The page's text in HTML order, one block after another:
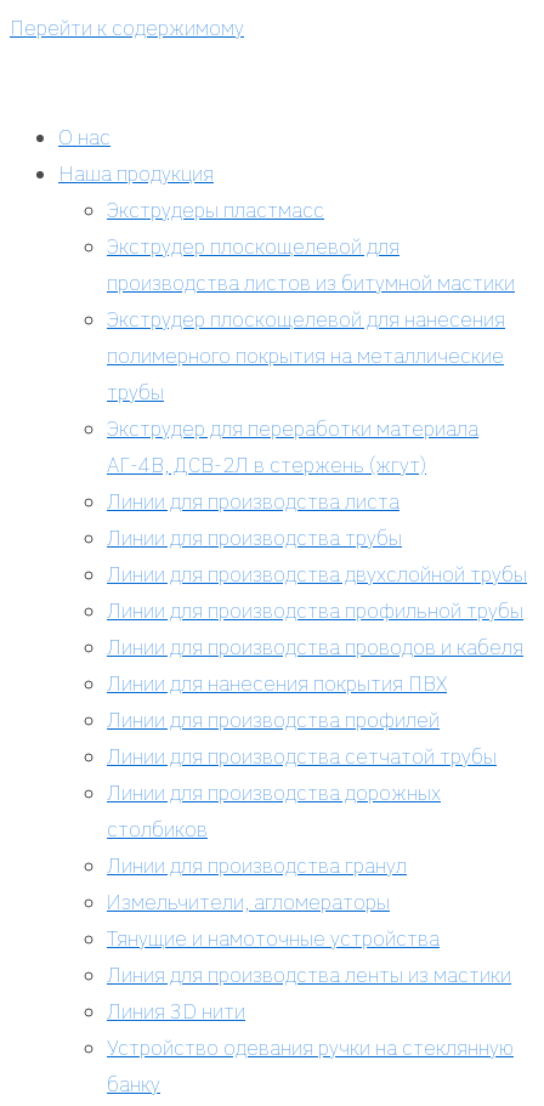
Перейти к содержимому
О нас
Наша продукция
Экструдеры пластмасс
Экструдер плоскощелевой для
производства листов из битумной мастики
Экструдер плоскощелевой для нанесения
полимерного покрытия на металлические
трубы
Экструдер для переработки материала
АГ-4В, ДСВ-2Л в стержень (жгут)
Линии для производства листа
Линии для производства трубы
Линии для производства двухслойной трубы
Линии для производства профильной трубы
Линии для производства проводов и кабеля
Линии для нанесения покрытия ПВХ
Линии для производства профилей
Линии для производства сетчатой трубы
Линии для производства дорожных
столбиков
Линии для производства гранул
Измельчители, агломераторы
Тянущие и намоточные устройства
Линия для производства ленты из мастики
Линия 3D нити
Устройство одевания ручки на стеклянную
банку